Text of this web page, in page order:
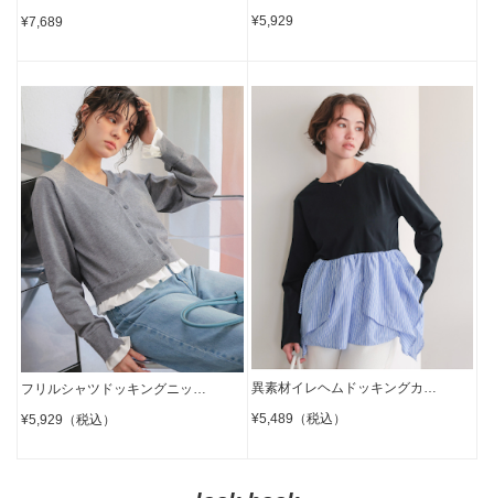
¥7,689
¥5,929
フリルシャツドッキングニッ…
¥5,929（税込）
異素材イレヘムドッキングカ…
¥5,489（税込）